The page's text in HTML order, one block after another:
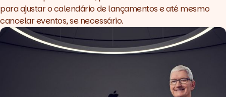
para ajustar o calendário de lançamentos e até mesmo
cancelar eventos, se necessário.